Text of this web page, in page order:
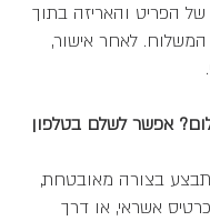
הפריט והאריזה בתוך
המשלוח. לאחר אישור,
אפשר לשלם בטלפון
בצורה מאובטחת,
אשראי, או דרך